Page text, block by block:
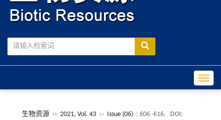
生物资源 ›› 2021, Vol. 43 ›› Issue (06) : 606 -616.
DOI: